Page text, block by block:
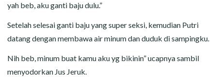
yah beb, aku ganti baju dulu.”
Setelah selesai ganti baju yang super seksi, kemudian Putri
datang dengan membawa air minum dan duduk di sampingku.
Nih beb, minum buat kamu aku yg bikinin” ucapnya sambil
menyodorkan Jus Jeruk.